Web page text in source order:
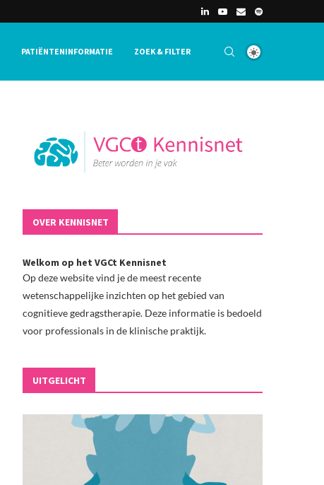
PATIËNTENINFORMATIE ZOEK & FILTER
OVER KENNISNET
Welkom op het VGCt Kennisnet
Op deze website vind je de meest recente
wetenschappelijke inzichten op het gebied van
cognitieve gedragstherapie. Deze informatie is bedoeld
voor professionals in de klinische praktijk.
UITGELICHT